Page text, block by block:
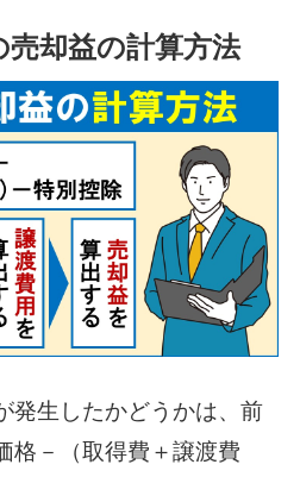
売却益の計算方法
発生したかどうかは、前
格－（取得費＋譲渡費